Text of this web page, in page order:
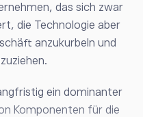
das sich zwar
die Technologie aber
anzukurbeln und
ein dominanter
Komponenten für die